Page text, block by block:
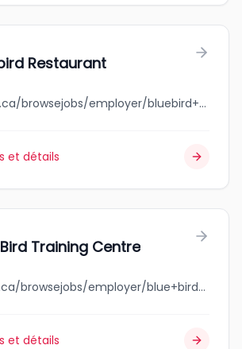
Restaurant
jobbank.gc.ca/browsejobs/employer/bluebird+restaurant/ca
et détails
Training Centre
jobbank.gc.ca/browsejobs/employer/blue+bird+training+centre/ca
et détails